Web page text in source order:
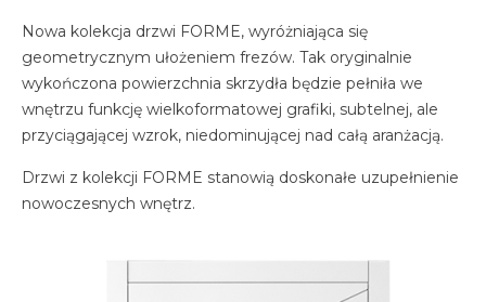
Nowa kolekcja drzwi FORME, wyróżniająca się
geometrycznym ułożeniem frezów. Tak oryginalnie
wykończona powierzchnia skrzydła będzie pełniła we
wnętrzu funkcję wielkoformatowej grafiki, subtelnej, ale
przyciągającej wzrok, niedominującej nad całą aranżacją.
Drzwi z kolekcji FORME stanowią doskonałe uzupełnienie
nowoczesnych wnętrz.